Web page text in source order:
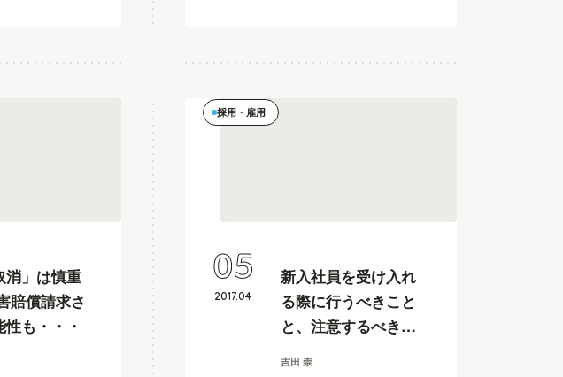
消」は慎重
賠償請求さ
も・・・
採用・雇用
新入社員を受け入れ
る際に行うべきこと
と、注意するべきポ
吉田 崇
2017.04
05